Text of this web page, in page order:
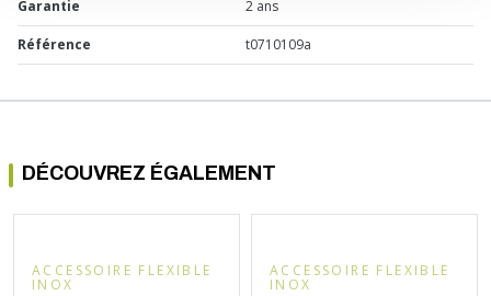
Garantie 2 ans
Référence t0710109a
DÉCOUVREZ ÉGALEMENT
ACCESSOIRE FLEXIBLE
INOX
ACCESSOIRE FLEXIBLE
INOX